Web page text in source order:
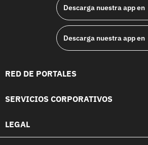
Descarga nuestra app en
Descarga nuestra app en
RED DE PORTALES
SERVICIOS CORPORATIVOS
LEGAL